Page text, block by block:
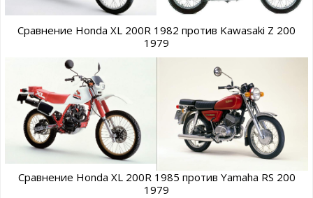
Сравнение Honda XL 200R 1982 против Kawasaki Z 200
1979
Сравнение Honda XL 200R 1985 против Yamaha RS 200
1979